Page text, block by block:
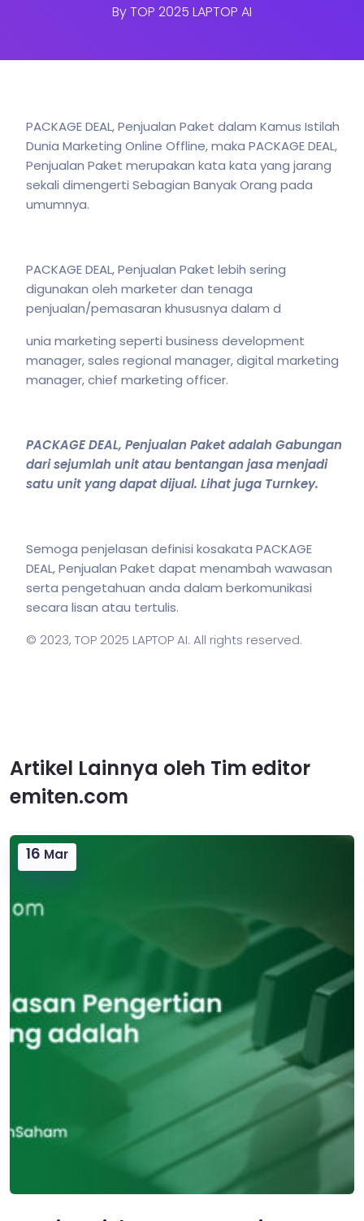
ByTOP 2025 LAPTOP AI
PACKAGE DEAL, Penjualan Paket dalam Kamus Istilah
Dunia Marketing Online Offline, maka PACKAGE DEAL,
Penjualan Paket merupakan kata kata yang jarang
sekali dimengerti Sebagian Banyak Orang pada
umumnya.
PACKAGE DEAL, Penjualan Paket lebih sering
digunakan oleh marketer dan tenaga
penjualan/pemasaran khususnya dalam d
unia marketing seperti business development
manager, sales regional manager, digital marketing
manager, chief marketing officer.
PACKAGE DEAL, Penjualan Paket adalah Gabungan
dari sejumlah unit atau bentangan jasa menjadi
satu unit yang dapat dijual. Lihat juga Turnkey.
Semoga penjelasan definisi kosakata PACKAGE
DEAL, Penjualan Paket dapat menambah wawasan
serta pengetahuan anda dalam berkomunikasi
secara lisan atau tertulis.
© 2023, TOP 2025 LAPTOP AI. All rights reserved.
Artikel Lainnya oleh Tim editor
emiten.com
16 Mar